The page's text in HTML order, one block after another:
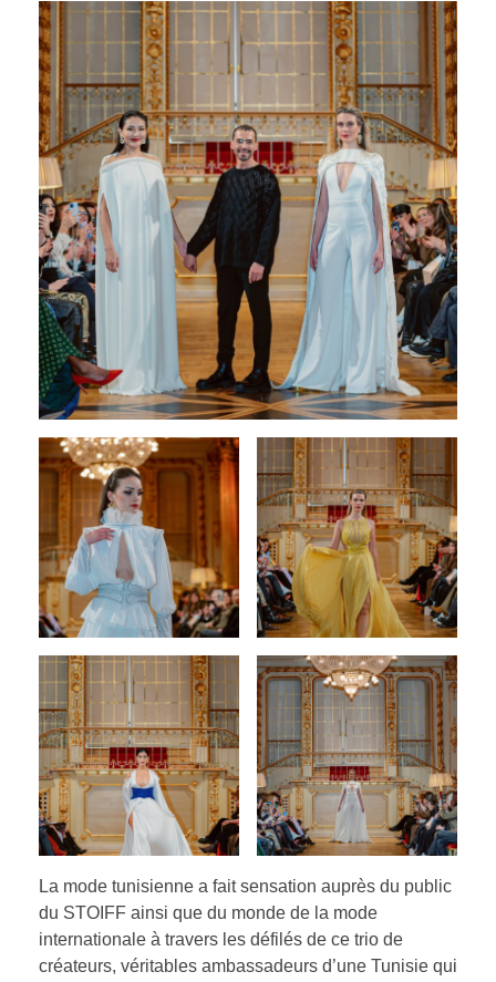
La mode tunisienne a fait sensation auprès du public
du STOIFF ainsi que du monde de la mode
internationale à travers les défilés de ce trio de
créateurs, véritables ambassadeurs d’une Tunisie qui